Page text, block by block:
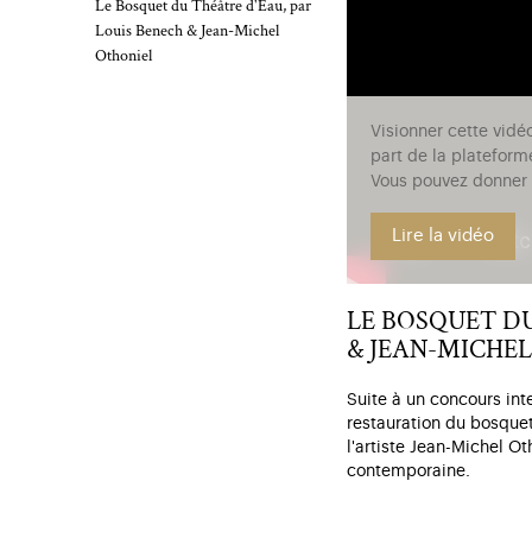
Le Bosquet du Théâtre d'Eau, par
Louis Benech & Jean-Michel
Othoniel
Visionner cette
part de la
Vous pouvez
Lire la vidéo
LE BOSQUET
& JEAN-
Suite à un concours
restauration du
l'artiste Jean-Michel
contemporaine.